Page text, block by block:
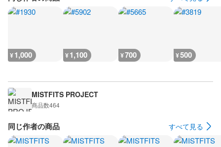
¥1,000 ¥1,100 ¥700 ¥500
MISTFITS PROJECT
商品数464
同じ作者の商品 すべて見る